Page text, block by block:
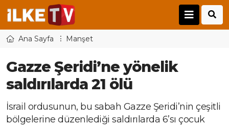
Ana Sayfa Manşet
Gazze Şeridi’ne yönelik
saldırılarda 21 ölü
İsrail ordusunun, bu sabah Gazze Şeridi’nin çeşitli
bölgelerine düzenlediği saldırılarda 6’sı çocuk